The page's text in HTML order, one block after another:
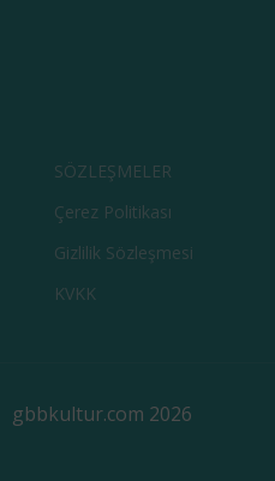
SÖZLEŞMELER
Çerez Politikası
Gizlilik Sözleşmesi
KVKK
gbbkultur.com 2026